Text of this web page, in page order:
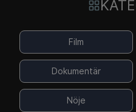
Film
Dokumentär
Nöje